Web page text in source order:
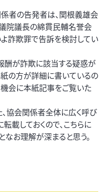
係者の告発者は、関根義雄会
院議長の綿貫民輔名誉会
詐欺罪で告訴を検討してい
酬が詐欺に該当する疑惑が
の方が詳細に書いているの
機会に本紙記事をご覧いた
協会関係者全体に広く呼び
載しておくので、こちらに
お理解が深まると思う。